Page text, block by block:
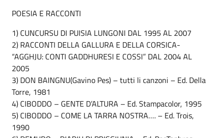
POESIA E RACCONTI
1) CUNCURSU DI PUISIA LUNGONI DAL 1995 AL 2007
2) RACCONTI DELLA GALLURA E DELLA CORSICA-
“AGGHJU: CONTI GADDHURESI E COSSI” DAL 2004 AL
2005
3) DON BAINGNU(Gavino Pes) – tutti li canzoni – Ed. Della
Torre, 1981
4) CIBODDO – GENTE D’ALTURA – Ed. Stampacolor, 1995
5) CIBODDO – COME LA TARRA NOSTRA…. – Ed. Trois,
1990